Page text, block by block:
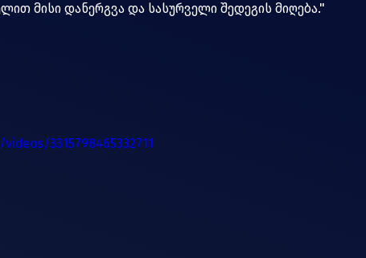
მისი დანერგვა და სასურველი შედეგის მიღება."
3315798465332711